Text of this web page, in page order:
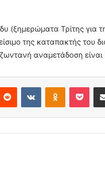
(ξημερώματα Τρίτης για
της καταπακτής του
αναμετάδοση είναι
Reddit VKontakte